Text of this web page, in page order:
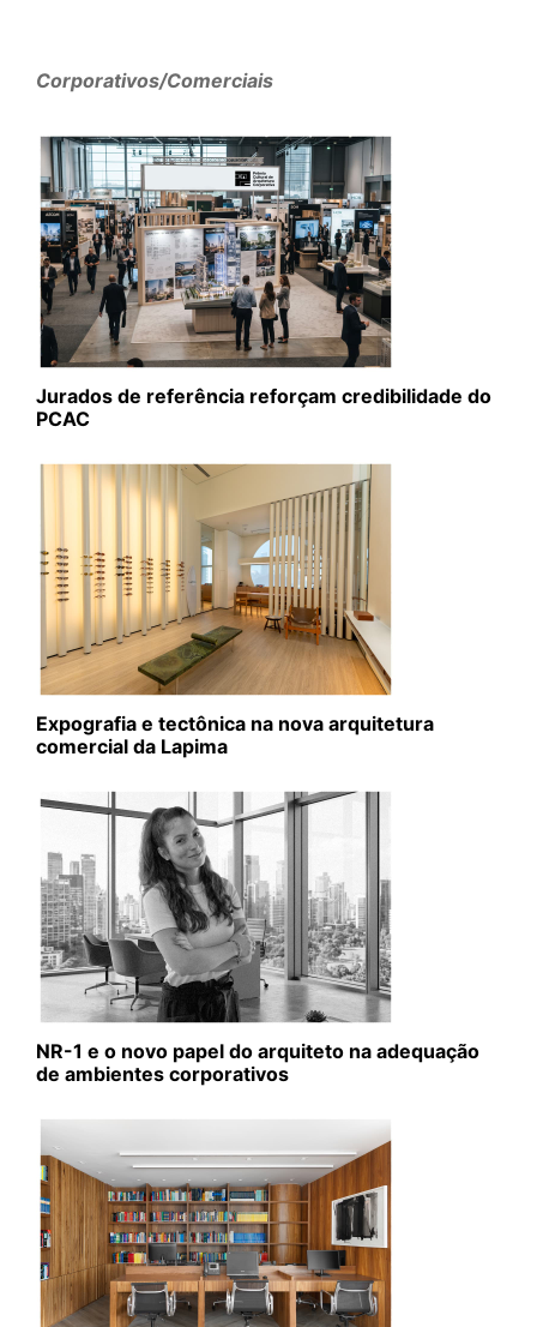
Corporativos/Comerciais
Jurados de referência reforçam credibilidade do
PCAC
Expografia e tectônica na nova arquitetura
comercial da Lapima
NR-1 e o novo papel do arquiteto na adequação
de ambientes corporativos